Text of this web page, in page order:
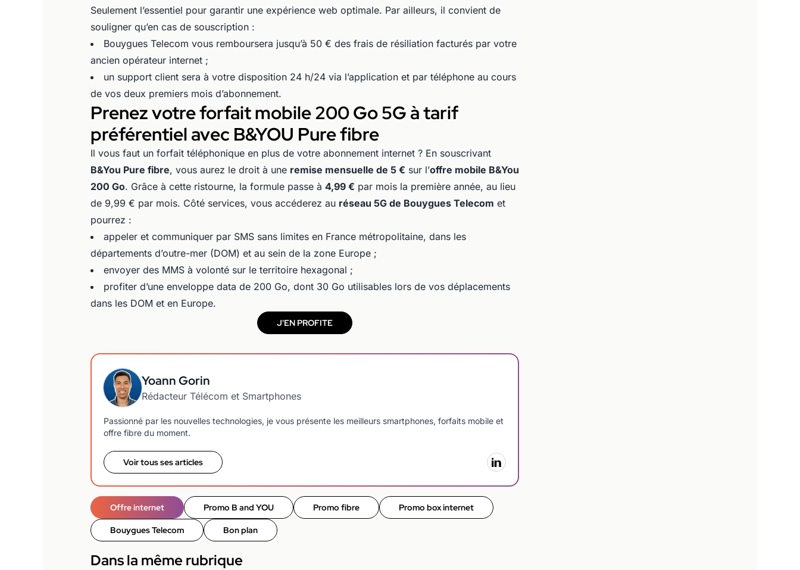
Seulement l’essentiel pour garantir une expérience web optimale. Par ailleurs, il convient de
souligner qu’en cas de souscription :
Bouygues Telecom vous remboursera jusqu’à 50 € des frais de résiliation facturés par votre
ancien opérateur internet ;
un support client sera à votre disposition 24 h/24 via l’application et par téléphone au cours
de vos deux premiers mois d’abonnement.
Prenez votre forfait mobile 200 Go 5G à tarif
préférentiel avec B&YOU Pure fibre
Il vous faut un forfait téléphonique en plus de votre abonnement internet ? En souscrivant
B&You Pure fibre, vous aurez le droit à une remise mensuelle de 5 € sur l’offre mobile B&You
200 Go. Grâce à cette ristourne, la formule passe à 4,99 € par mois la première année, au lieu
de 9,99 € par mois. Côté services, vous accéderez au réseau 5G de Bouygues Telecom et
pourrez :
appeler et communiquer par SMS sans limites en France métropolitaine, dans les
départements d’outre-mer (DOM) et au sein de la zone Europe ;
envoyer des MMS à volonté sur le territoire hexagonal ;
profiter d’une enveloppe data de 200 Go, dont 30 Go utilisables lors de vos déplacements
dans les DOM et en Europe.
J'EN PROFITE
Yoann Gorin
Rédacteur Télécom et Smartphones
Passionné par les nouvelles technologies, je vous présente les meilleurs smartphones, forfaits mobile et
offre fibre du moment.
Voir tous ses articles
Offre internet Promo B and YOU Promo fibre Promo box internet
Bouygues Telecom Bon plan
Dans la même rubrique